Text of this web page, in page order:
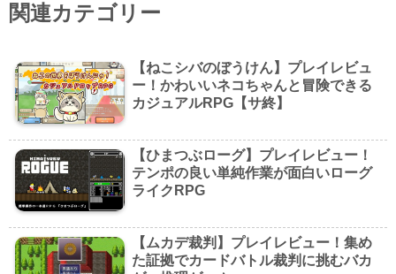
関連カテゴリー
【ねこシバのぼうけん】プレイレビュ
ー！かわいいネコちゃんと冒険できる
カジュアルRPG【サ終】
【ひまつぶローグ】プレイレビュー！
テンポの良い単純作業が面白いローグ
ライクRPG
【ムカデ裁判】プレイレビュー！集め
た証拠でカードバトル裁判に挑むバカ